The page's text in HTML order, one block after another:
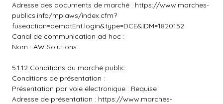
Adresse des documents de marché : https://www.marches-
publics.info/mpiaws/index.cfm?
fuseaction=dematEnt.login&type=DCE&IDM=1820152
Canal de communication ad hoc :
Nom : AW Solutions
5.1.12 Conditions du marché public
Conditions de présentation :
Présentation par voie électronique : Requise
Adresse de présentation : https://www.marches-